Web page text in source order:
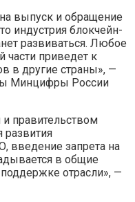
выпуск и обращение
индустрия блокчейн-
развиваться. Любое
части приведет к
в другие страны», —
Минцифры России
и правительством
развития
введение запрета на
в общие
отрасли», —